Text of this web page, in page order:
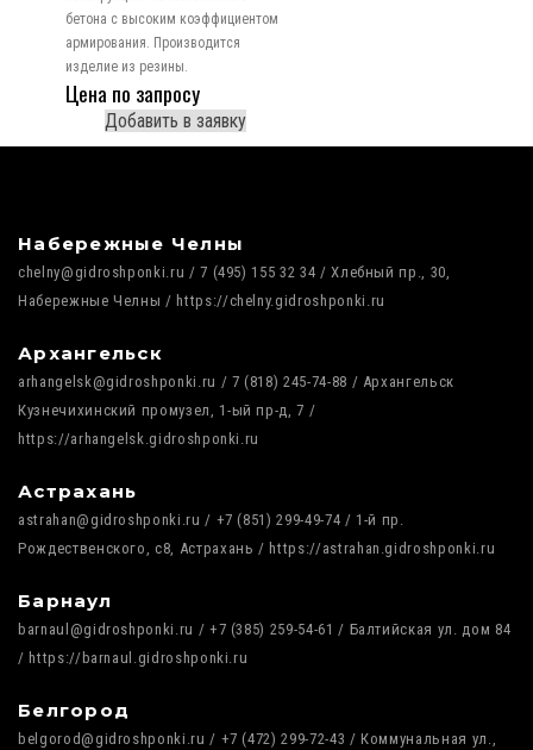
бетона с высоким коэффициентом
армирования. Производится
изделие из резины.
Цена по запросу
Добавить в заявку
Набережные Челны
chelny@gidroshponki.ru / 7 (495) 155 32 34 / Хлебный пр., 30,
Набережные Челны / https://chelny.gidroshponki.ru
Архангельск
arhangelsk@gidroshponki.ru / 7 (818) 245-74-88 / Архангельск
Кузнечихинский промузел, 1-ый пр-д, 7 /
https://arhangelsk.gidroshponki.ru
Астрахань
astrahan@gidroshponki.ru / +7 (851) 299-49-74 / 1-й пр.
Рождественского, с8, Астрахань / https://astrahan.gidroshponki.ru
Барнаул
barnaul@gidroshponki.ru / +7 (385) 259-54-61 / Балтийская ул. дом 84
/ https://barnaul.gidroshponki.ru
Белгород
belgorod@gidroshponki.ru / +7 (472) 299-72-43 / Коммунальная ул.,